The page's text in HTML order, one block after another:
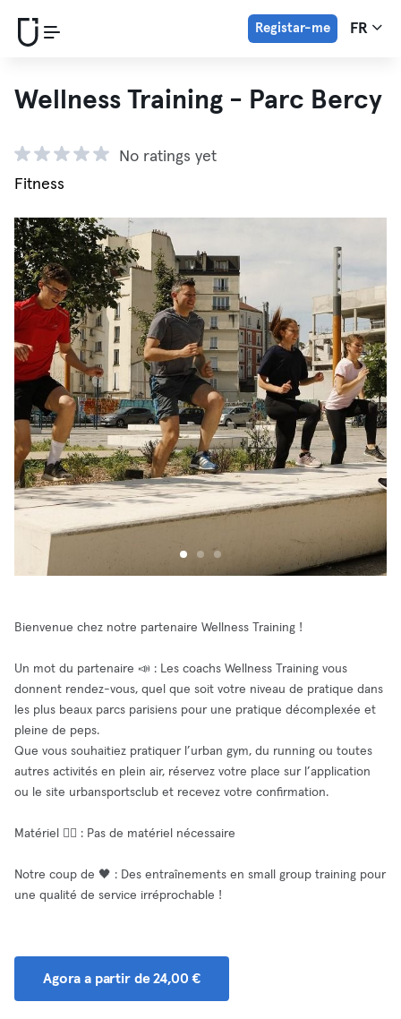
Registar-me FR
Wellness Training - Parc Bercy
No ratings yet
Fitness
Bienvenue chez notre partenaire Wellness Training !
Un mot du partenaire 📣 : Les coachs Wellness Training vous
donnent rendez-vous, quel que soit votre niveau de pratique dans
les plus beaux parcs parisiens pour une pratique décomplexée et
pleine de peps.
Que vous souhaitiez pratiquer l’urban gym, du running ou toutes
autres activités en plein air, réservez votre place sur l’application
ou le site urbansportsclub et recevez votre confirmation.
Matériel 🏋️‍♂️ : Pas de matériel nécessaire
Notre coup de 🖤 : Des entraînements en small group training pour
une qualité de service irréprochable !
Agora a partir de 24,00 €